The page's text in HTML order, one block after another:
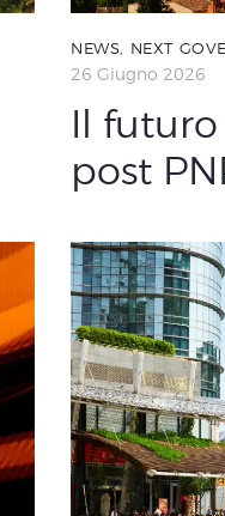
NEWS, NEXT
26 Giugno 2026
Il
post